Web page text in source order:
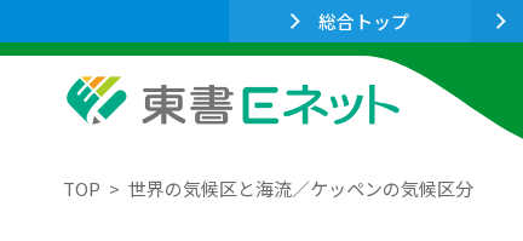
総合トップ
TOP 世界の気候区と海流／ケッペンの気候区分